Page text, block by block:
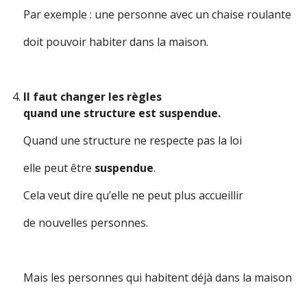
Par exemple : une personne avec un chaise roulante
doit pouvoir habiter dans la maison.
Il faut changer les règles
quand une structure est suspendue.
Quand une structure ne respecte pas la loi
elle peut être suspendue.
Cela veut dire qu’elle ne peut plus accueillir
de nouvelles personnes.
Mais les personnes qui habitent déjà dans la maison